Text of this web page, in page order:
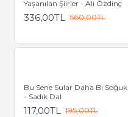
Yaşanılan Şiirler - Ali Özdinç
336,00TL 560,00TL
Bu Sene Sular Daha Bi Soğuk
- Sadık Dal
117,00TL 195,00TL